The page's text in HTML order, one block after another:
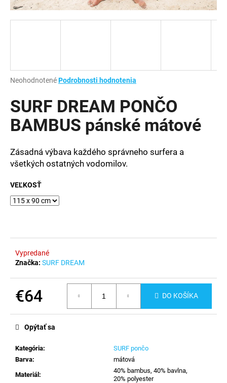
Priemerné
produktu
je
0,0
hviezdičiek.
NeohodnotenéPodrobnosti hodnotenia
SURF DREAM PONČO
BAMBUS pánské mátové
Zásadná výbava každého správneho surfera a
všetkých ostatných vodomilov.
VEĽKOSŤ
Vypredané
Značka: SURF DREAM
€64 DO KOŠÍKA
Kategória:
SURF pončo
Barva:
mátová
Materiál:
40% bambus, 40% bavlna,
20% polyester
Opýtať sa
á
HĽADAŤ
O
p
o
r
a
m
e